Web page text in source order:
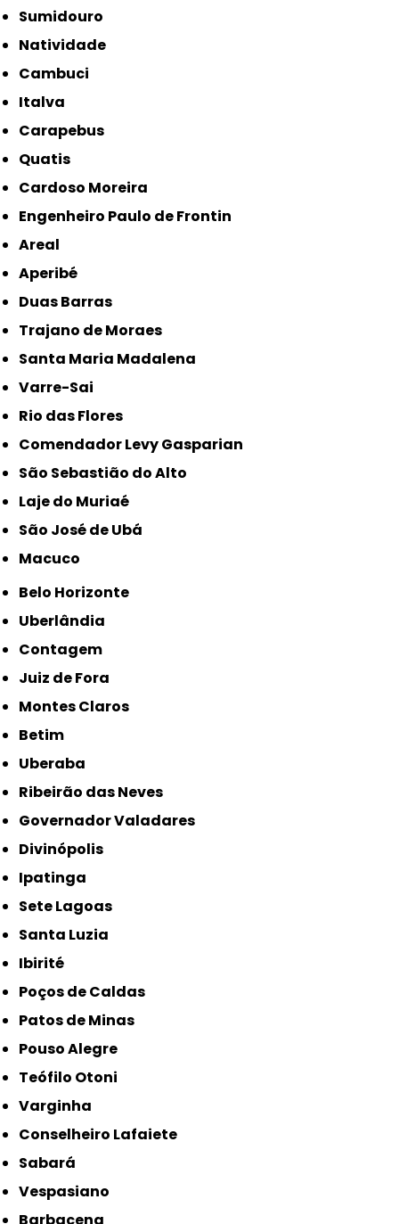
Sumidouro
Natividade
Cambuci
Italva
Carapebus
Quatis
Cardoso Moreira
Engenheiro Paulo de Frontin
Areal
Aperibé
Duas Barras
Trajano de Moraes
Santa Maria Madalena
Varre-Sai
Rio das Flores
Comendador Levy Gasparian
São Sebastião do Alto
Laje do Muriaé
São José de Ubá
Macuco
Belo Horizonte
Uberlândia
Contagem
Juiz de Fora
Montes Claros
Betim
Uberaba
Ribeirão das Neves
Governador Valadares
Divinópolis
Ipatinga
Sete Lagoas
Santa Luzia
Ibirité
Poços de Caldas
Patos de Minas
Pouso Alegre
Teófilo Otoni
Varginha
Conselheiro Lafaiete
Sabará
Vespasiano
Barbacena